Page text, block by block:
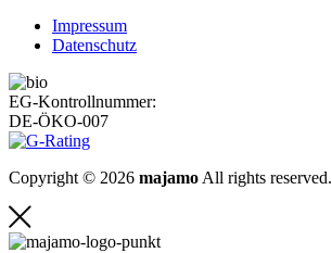
Impressum
Datenschutz
EG-Kontrollnummer:
DE-ÖKO-007
Copyright © 2026 majamoAll rights reserved.